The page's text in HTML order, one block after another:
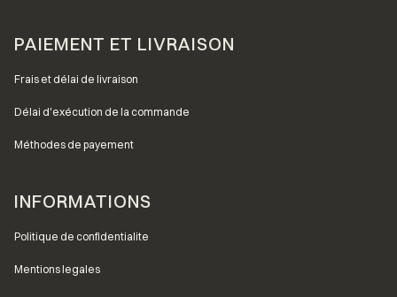
PAIEMENT ET LIVRAISON
Frais et délai de livraison
Délai d'exécution de la commande
Méthodes de payement
INFORMATIONS
Politique de confidentialite
Mentions legales